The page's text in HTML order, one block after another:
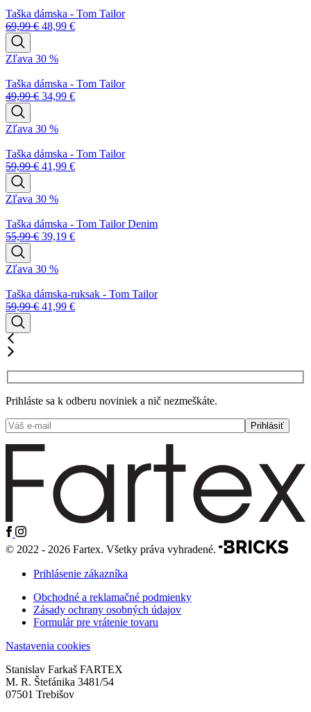
Taška dámska - Tom Tailor
69,99€ 48,99 €
Zľava 30 %
Taška dámska - Tom Tailor
49,99€ 34,99 €
Zľava 30 %
Taška dámska - Tom Tailor
59,99€ 41,99 €
Zľava 30 %
Taška dámska - Tom Tailor Denim
55,99€ 39,19 €
Zľava 30 %
Taška dámska-ruksak - Tom Tailor
59,99€ 41,99 €
Prihláste sa k odberu noviniek a nič nezmeškáte.
© 2022 - 2026 Fartex. Všetky práva vyhradené.
Prihlásenie zákazníka
Obchodné a reklamačné podmienky
Zásady ochrany osobných údajov
Formulár pre vrátenie tovaru
Nastavenia cookies
Stanislav Farkaš FARTEX
M. R. Štefánika 3481/54
07501 Trebišov